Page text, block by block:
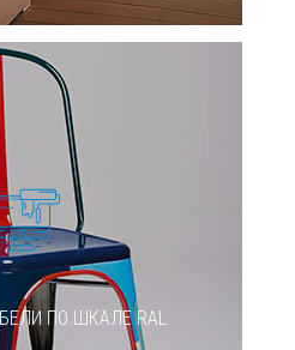
ПО ШКАЛЕ RAL